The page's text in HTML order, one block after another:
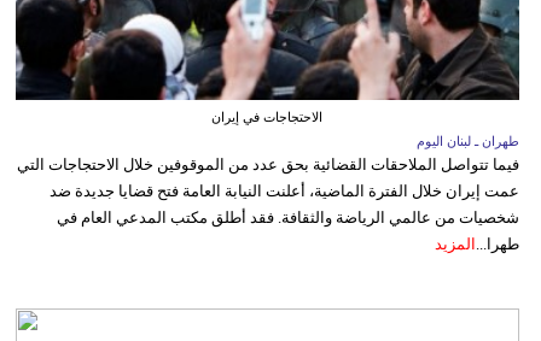
الاحتجاجات في إيران
طهران ـ لبنان اليوم
فيما تتواصل الملاحقات القضائية بحق عدد من الموقوفين خلال الاحتجاجات التي
عمت إيران خلال الفترة الماضية، أعلنت النيابة العامة فتح قضايا جديدة ضد
شخصيات من عالمي الرياضة والثقافة. فقد أطلق مكتب المدعي العام في
طهرا... المزيد